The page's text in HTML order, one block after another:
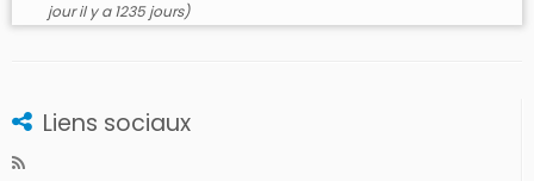
jour il y a 1235 jours)
Liens sociaux